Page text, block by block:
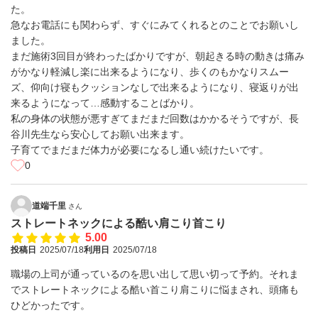
た。
急なお電話にも関わらず、すぐにみてくれるとのことでお願いし
ました。
まだ施術3回目が終わったばかりですが、朝起きる時の動きは痛み
がかなり軽減し楽に出来るようになり、歩くのもかなりスムー
ズ、仰向け寝もクッションなしで出来るようになり、寝返りが出
来るようになって…感動することばかり。
私の身体の状態が悪すぎてまだまだ回数はかかるそうですが、長
谷川先生なら安心してお願い出来ます。
子育てでまだまだ体力が必要になるし通い続けたいです。
0
道端千里 さん
ストレートネックによる酷い肩こり首こり
5.00
投稿日 2025/07/18利用日 2025/07/18
職場の上司が通っているのを思い出して思い切って予約。それま
でストレートネックによる酷い首こり肩こりに悩まされ、頭痛も
ひどかったです。